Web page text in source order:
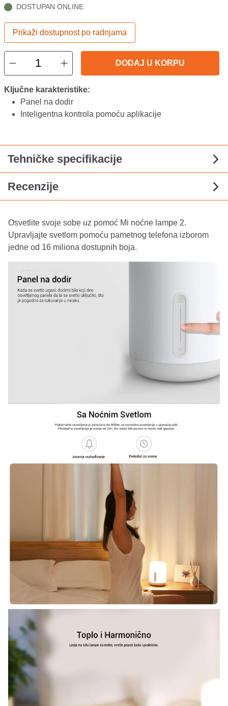
DOSTUPAN ONLINE
Prikaži dostupnost po radnjama
DODAJ U KORPU
Ključne karakteristike:
Panel na dodir
Inteligentna kontrola pomoću aplikacije
Tehničke specifikacije
Recenzije
Osvetlite svoje sobe uz pomoć Mi noćne lampe 2.
Upravljajte svetlom pomoću pametnog telefona izborom
jedne od 16 miliona dostupnih boja.